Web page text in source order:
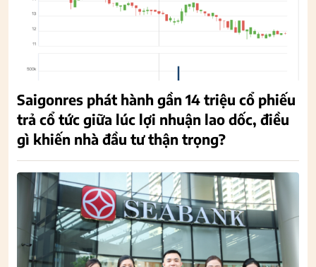
Saigonres phát hành gần 14 triệu cổ phiếu
trả cổ tức giữa lúc lợi nhuận lao dốc, điều
gì khiến nhà đầu tư thận trọng?